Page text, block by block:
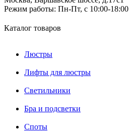
Режим работы: Пн-Пт, с 10:00-18:00
Каталог товаров
Люстры
Лифты для люстры
Светильники
Бра и подсветки
Споты